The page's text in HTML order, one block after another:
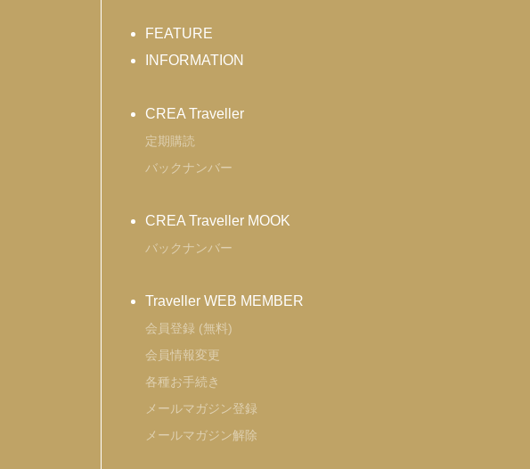
FEATURE
INFORMATION
CREA Traveller
定期購読
バックナンバー
CREA Traveller MOOK
バックナンバー
Traveller WEB MEMBER
会員登録 (無料)
会員情報変更
各種お手続き
メールマガジン登録
メールマガジン解除